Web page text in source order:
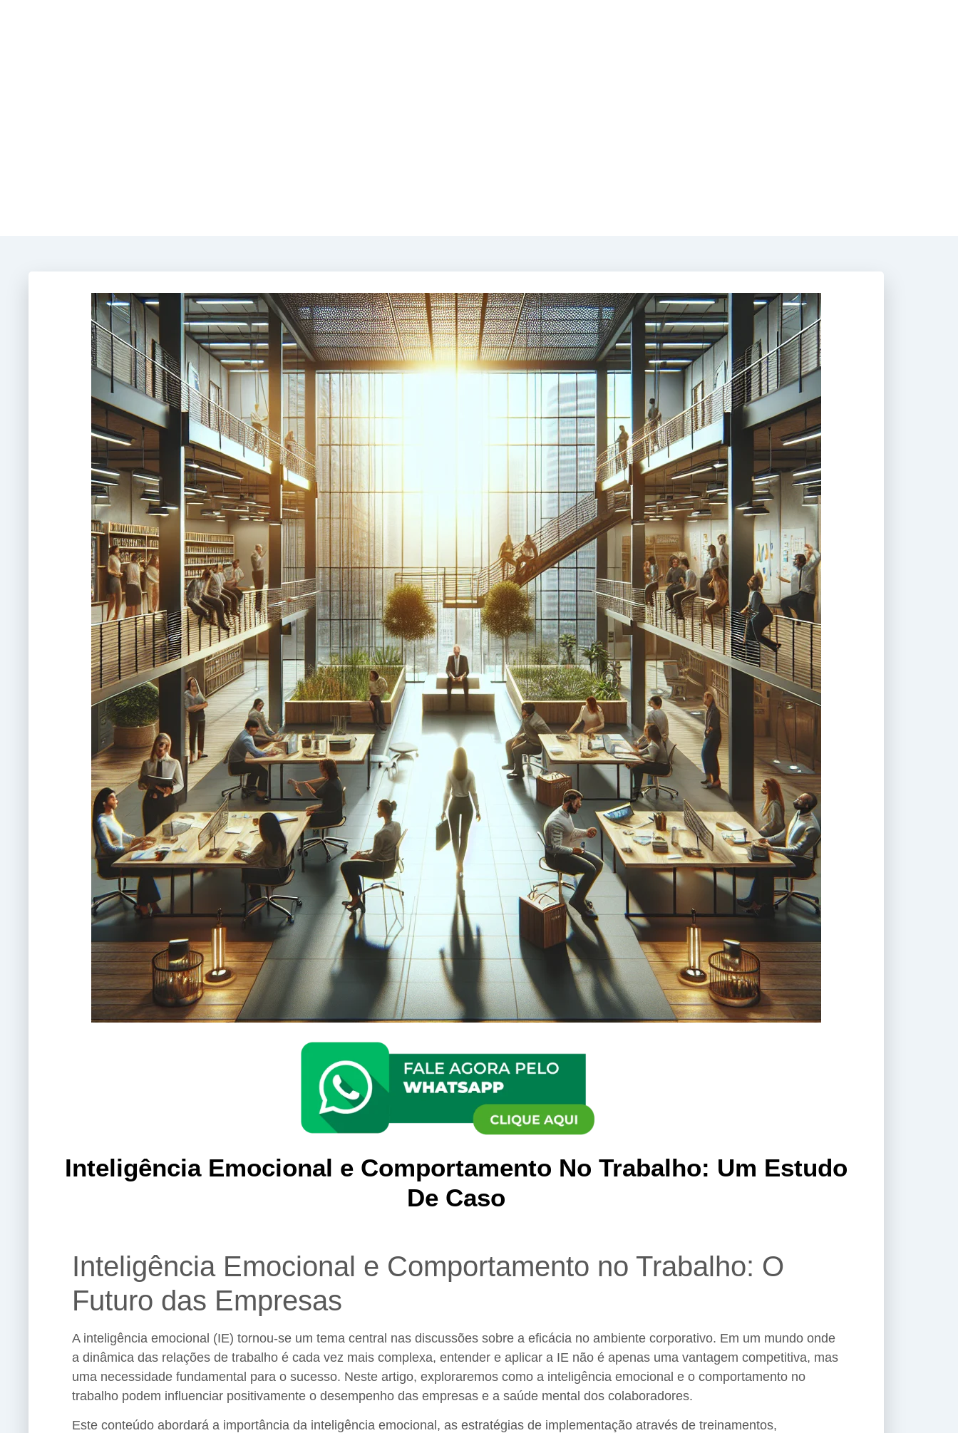
Inteligência Emocional e Comportamento No Trabalho: Um Estudo
De Caso
Inteligência Emocional e Comportamento no Trabalho: O
Futuro das Empresas
A inteligência emocional (IE) tornou-se um tema central nas discussões sobre a eficácia no ambiente corporativo. Em um mundo onde
a dinâmica das relações de trabalho é cada vez mais complexa, entender e aplicar a IE não é apenas uma vantagem competitiva, mas
uma necessidade fundamental para o sucesso. Neste artigo, exploraremos como a inteligência emocional e o comportamento no
trabalho podem influenciar positivamente o desempenho das empresas e a saúde mental dos colaboradores.
Este conteúdo abordará a importância da inteligência emocional, as estratégias de implementação através de treinamentos,